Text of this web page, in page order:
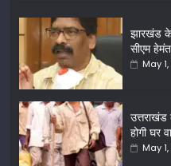
c
e
b
o
o
k
itt
er e
झारखंड के
सीएम
May
होगी घर
May